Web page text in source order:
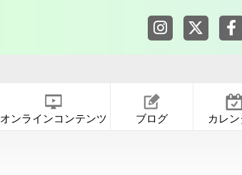
東京都渋谷公
東京都東
オンラインコンテンツ ブログ カレ